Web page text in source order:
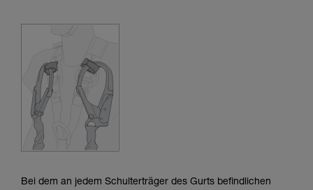
Training voraus. Prüfen Sie zusammen mit
einem Profi, ob Sie in der Lage sind, den
Vorgang alleine sicher zu wiederholen, bevor
Sie ihn eigenständig durchführen.
Wir geben Beispiele für die mit Ihrer Aktivität
verbundenen Techniken. Möglicherweise gibt es
noch andere Techniken, die hier nicht
Bei dem an jedem Schulterträger des Gurts befindlichen